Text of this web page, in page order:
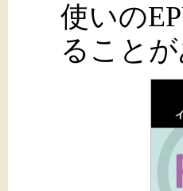
使いの
ることが